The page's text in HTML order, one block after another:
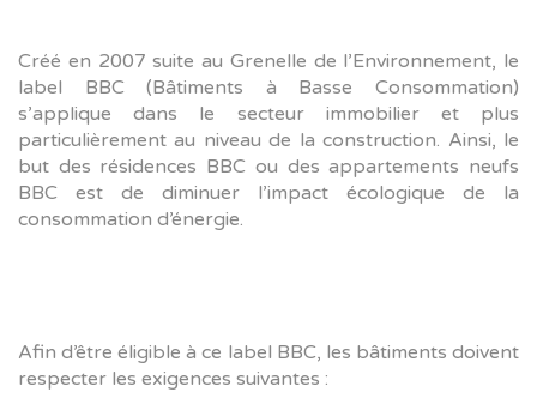
Créé en 2007 suite au Grenelle de l’Environnement, le
label BBC (Bâtiments à Basse Consommation)
s’applique dans le secteur immobilier et plus
particulièrement au niveau de la construction. Ainsi, le
but des résidences BBC ou des appartements neufs
BBC est de diminuer l’impact écologique de la
consommation d’énergie.
Afin d’être éligible à ce label BBC, les bâtiments doivent
respecter les exigences suivantes :